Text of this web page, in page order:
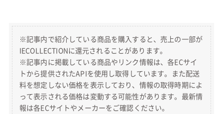
※記事内で紹介している商品を購入すると、売上の一部が
IECOLLECTIONに還元されることがあります。
※記事内に掲載している商品やリンク情報は、各ECサイ
トから提供されたAPIを使用し取得しています。また配送
料を想定しない価格を表示しており、情報の取得時期によ
って表示される価格は変動する可能性があります。最新情
報は各ECサイトやメーカーをご確認ください。